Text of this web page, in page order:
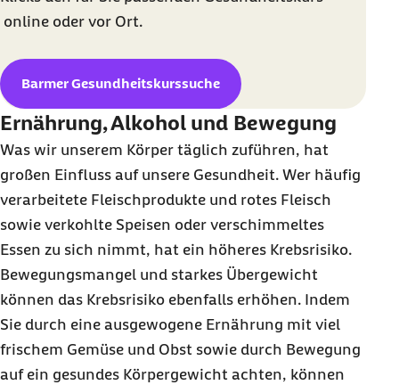
online oder vor Ort.
Barmer Gesundheitskurssuche
Ernährung, Alkohol und Bewegung
Was wir unserem Körper täglich zuführen, hat
großen Einfluss auf unsere Gesundheit. Wer häufig
verarbeitete Fleischprodukte und rotes Fleisch
sowie verkohlte Speisen oder verschimmeltes
Essen zu sich nimmt, hat ein höheres Krebsrisiko.
Bewegungsmangel und starkes Übergewicht
können das Krebsrisiko ebenfalls erhöhen. Indem
Sie durch eine ausgewogene Ernährung mit viel
frischem Gemüse und Obst sowie durch Bewegung
auf ein gesundes Körpergewicht achten, können